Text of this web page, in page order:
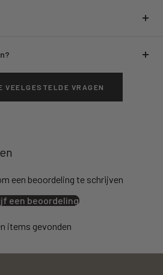
VEELGESTELDE VRAGEN
een beoordeling te schrijven
een beoordeling
items gevonden